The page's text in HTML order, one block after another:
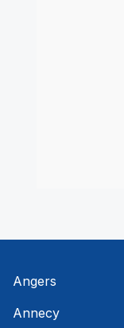
Angers
Annecy